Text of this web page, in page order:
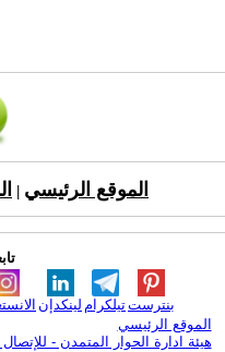
الموقع الرئيسي
لينكدإن تيلكرامبنترست
الموقع الرئيسي
هيئة ادارة الحوار المتمدن - للإتصال